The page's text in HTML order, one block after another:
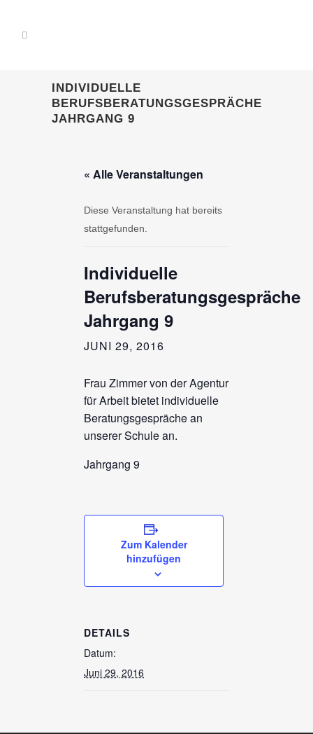
INDIVIDUELLE
BERUFSBERATUNGSGESPRÄCHE
JAHRGANG 9
« Alle Veranstaltungen
Diese Veranstaltung hat bereits
stattgefunden.
Individuelle
Berufsberatungsgespräche
Jahrgang 9
JUNI 29, 2016
Frau Zimmer von der Agentur
für Arbeit bietet individuelle
Beratungsgespräche an
unserer Schule an.
Jahrgang 9
Zum Kalender
hinzufügen
DETAILS
Datum:
Juni 29, 2016